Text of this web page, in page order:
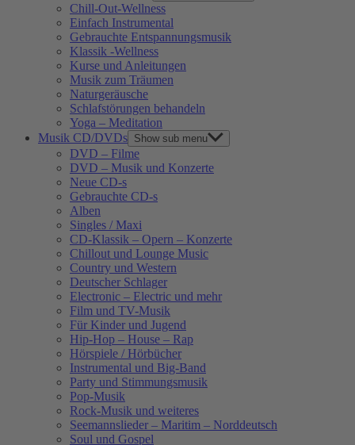
Chill-Out-Wellness
Einfach Instrumental
Gebrauchte Entspannungsmusik
Klassik -Wellness
Kurse und Anleitungen
Musik zum Träumen
Naturgeräusche
Schlafstörungen behandeln
Yoga – Meditation
Musik CD/DVDs Show sub menu
DVD – Filme
DVD – Musik und Konzerte
Neue CD-s
Gebrauchte CD-s
Alben
Singles / Maxi
CD-Klassik – Opern – Konzerte
Chillout und Lounge Music
Country und Western
Deutscher Schlager
Electronic – Electric und mehr
Film und TV-Musik
Für Kinder und Jugend
Hip-Hop – House – Rap
Hörspiele / Hörbücher
Instrumental und Big-Band
Party und Stimmungsmusik
Pop-Musik
Rock-Musik und weiteres
Seemannslieder – Maritim – Norddeutsch
Soul und Gospel